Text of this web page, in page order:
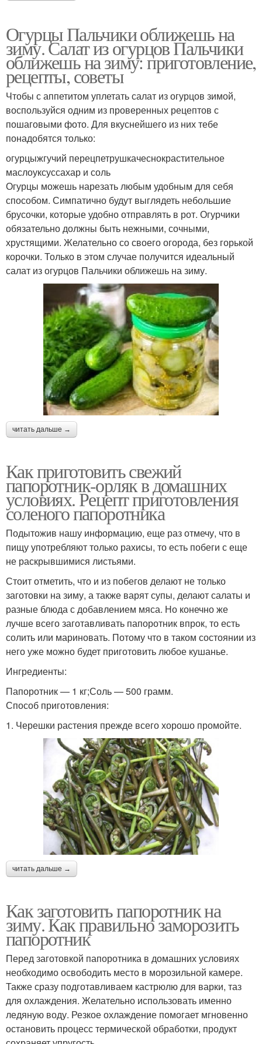
Огурцы Пальчики оближешь на
зиму. Салат из огурцов Пальчики
оближешь на зиму: приготовление,
рецепты, советы
Чтобы с аппетитом уплетать салат из огурцов зимой,
воспользуйся одним из проверенных рецептов с
пошаговыми фото. Для вкуснейшего из них тебе
понадобятся только:
огурцыжгучий перецпетрушкачеснокрастительное
маслоуксуссахар и соль
Огурцы можешь нарезать любым удобным для себя
способом. Симпатично будут выглядеть небольшие
брусочки, которые удобно отправлять в рот. Огурчики
обязательно должны быть нежными, сочными,
хрустящими. Желательно со своего огорода, без горькой
корочки. Только в этом случае получится идеальный
салат из огурцов Пальчики оближешь на зиму.
читать дальше →
Как приготовить свежий
папоротник-орляк в домашних
условиях. Рецепт приготовления
соленого папоротника
Подытожив нашу информацию, еще раз отмечу, что в
пищу употребляют только рахисы, то есть побеги с еще
не раскрывшимися листьями.
Стоит отметить, что и из побегов делают не только
заготовки на зиму, а также варят супы, делают салаты и
разные блюда с добавлением мяса. Но конечно же
лучше всего заготавливать папоротник впрок, то есть
солить или мариновать. Потому что в таком состоянии из
него уже можно будет приготовить любое кушанье.
Ингредиенты:
Папоротник — 1 кг;Соль — 500 грамм.
Способ приготовления:
1. Черешки растения прежде всего хорошо промойте.
читать дальше →
Как заготовить папоротник на
зиму. Как правильно заморозить
папоротник
Перед заготовкой папоротника в домашних условиях
необходимо освободить место в морозильной камере.
Также сразу подготавливаем кастрюлю для варки, таз
для охлаждения. Желательно использовать именно
ледяную воду. Резкое охлаждение помогает мгновенно
остановить процесс термической обработки, продукт